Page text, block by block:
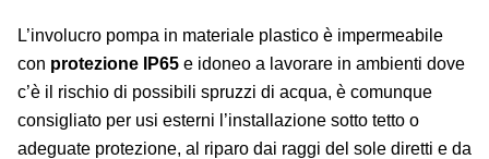
L’involucro pompa in materiale plastico è impermeabile
con protezione IP65 e idoneo a lavorare in ambienti dove
c’è il rischio di possibili spruzzi di acqua, è comunque
consigliato per usi esterni l’installazione sotto tetto o
adeguate protezione, al riparo dai raggi del sole diretti e da